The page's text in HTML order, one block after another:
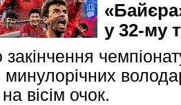
у 32-му
вісім очок.